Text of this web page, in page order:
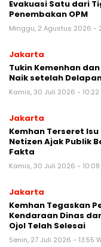
Evakuasi Satu dari
Penembakan OPM
Minggu, 2 Agustus 2026 -
Jakarta
Tukin Kemenhan
Naik setelah
Kamis, 30 Juli 2026 - 10:22
Jakarta
Kemhan Terseret Isu
Netizen Ajak Publik
Fakta
Kamis, 30 Juli 2026 - 10:08
Jakarta
Kemhan Tegaskan
Kendaraan Dinas
Ojol Telah Selesai
Senin, 27 Juli 2026 - 13:55